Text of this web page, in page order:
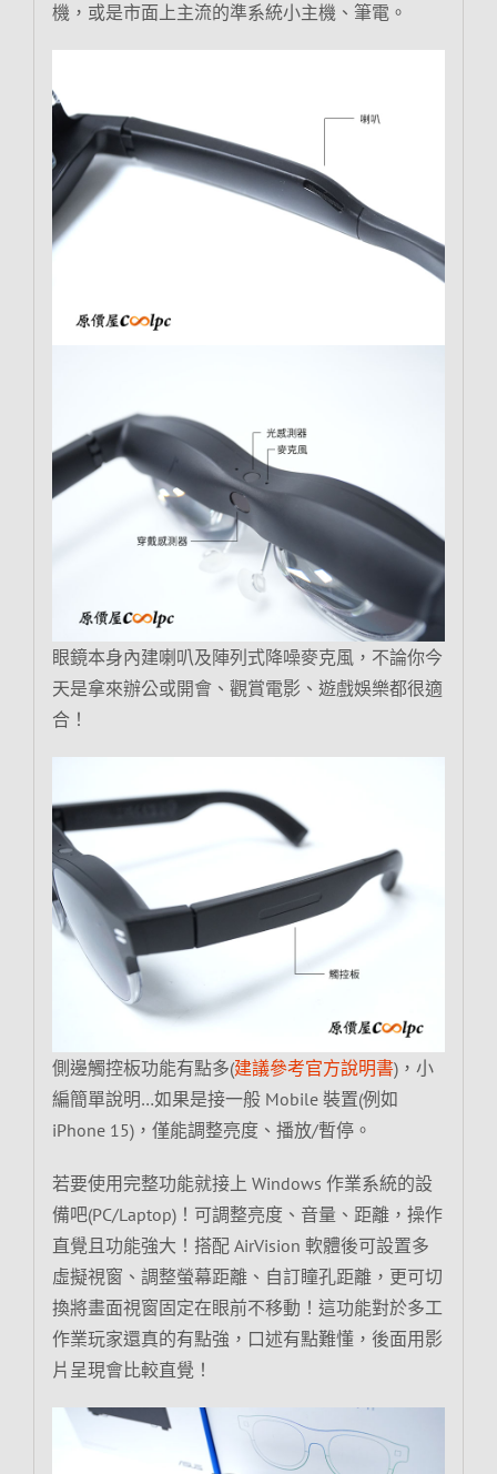
機，或是市面上主流的準系統小主機、筆電。
眼鏡本身內建喇叭及陣列式降噪麥克風，不論你今
天是拿來辦公或開會、觀賞電影、遊戲娛樂都很適
合！
側邊觸控板功能有點多(建議參考官方說明書)，小
編簡單說明…如果是接一般 Mobile 裝置(例如
iPhone 15)，僅能調整亮度、播放/暫停。
若要使用完整功能就接上 Windows 作業系統的設
備吧(PC/Laptop)！可調整亮度、音量、距離，操作
直覺且功能強大！搭配 AirVision 軟體後可設置多
虛擬視窗、調整螢幕距離、自訂瞳孔距離，更可切
換將畫面視窗固定在眼前不移動！這功能對於多工
作業玩家還真的有點強，口述有點難懂，後面用影
片呈現會比較直覺！